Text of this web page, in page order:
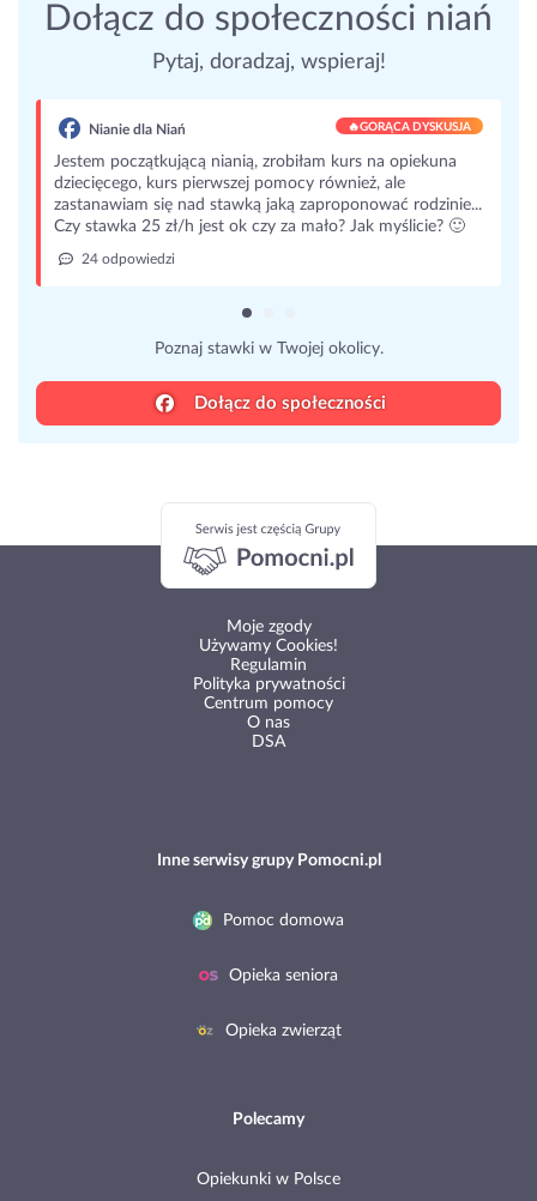
Dołącz do społeczności niań
Pytaj, doradzaj, wspieraj!
Nianie dla Niań 🔥GORĄCA DYSKUSJA
Jestem początkującą nianią, zrobiłam kurs na opiekuna
dziecięcego, kurs pierwszej pomocy również, ale
zastanawiam się nad stawką jaką zaproponować rodzinie...
Czy stawka 25 zł/h jest ok czy za mało? Jak myślicie? 🙂
24 odpowiedzi
Poznaj stawki w Twojej okolicy.
Dołącz do społeczności
Moje zgody
Używamy Cookies!
Regulamin
Polityka prywatności
Centrum pomocy
O nas
DSA
Inne serwisy grupy Pomocni.pl
Pomoc domowa
Opieka seniora
Opieka zwierząt
Polecamy
Opiekunki w Polsce